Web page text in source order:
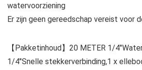
watervoorziening
Er zijn geen gereedschap vereist voor
【Pakketinhoud】20 METER 1/
1/4″Snelle stekkerverbinding,1 x